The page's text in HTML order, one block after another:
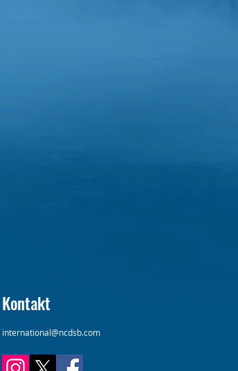
Kontakt
international@ncdsb.com